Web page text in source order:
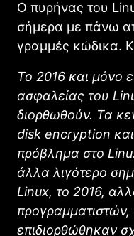
Ο πυρήνας του
σήμερα με πάνω
γραμμές κώδικα.
Το 2016 και μόνο
ασφαλείας του
διορθωθούν. Τα
disk encryption
πρόβλημα στο
άλλα λιγότερο
Linux, το 2016,
επιδιορθώθηκαν